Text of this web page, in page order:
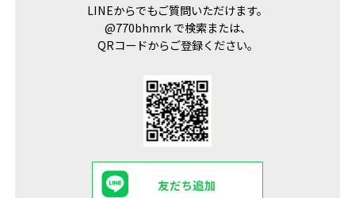
LINEからでもご質問いただけます。
@770bhmrk で検索または、
QRコードからご登録ください。
友だち追加